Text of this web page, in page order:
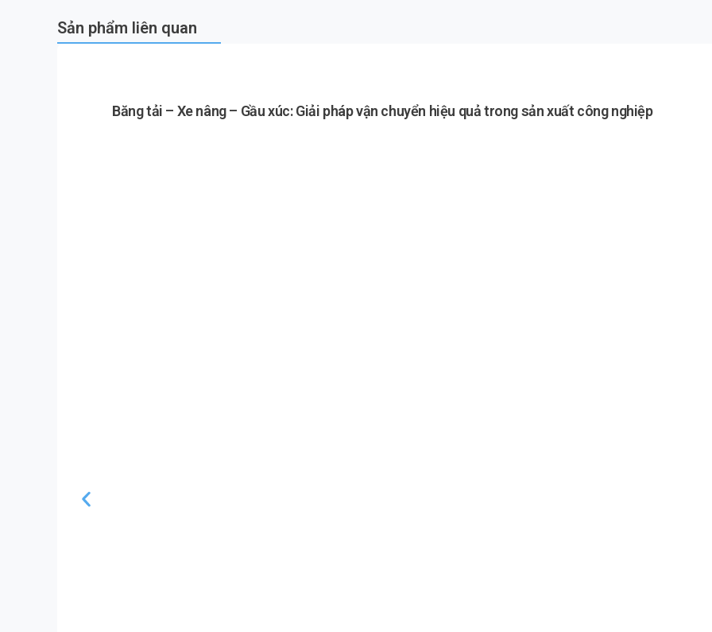
Sản phẩm liên quan
Băng tải – Xe nâng – Gầu xúc: Giải pháp vận chuyển hiệu quả trong sản xuất công nghiệp